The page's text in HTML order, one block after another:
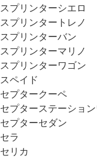
スプリンターシエロ
スプリンタートレノ
スプリンターバン
スプリンターマリノ
スプリンターワゴン
スペイド
セプタークーペ
セプターステーショ
セプターセダン
セラ
セリカ